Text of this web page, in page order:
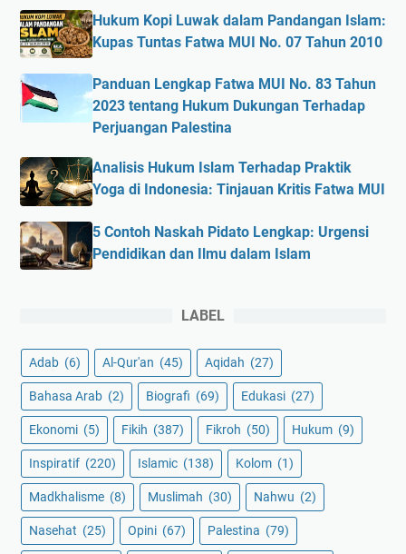
Hukum Kopi Luwak dalam Pandangan Islam:
Kupas Tuntas Fatwa MUI No. 07 Tahun 2010
Panduan Lengkap Fatwa MUI No. 83 Tahun
2023 tentang Hukum Dukungan Terhadap
Perjuangan Palestina
Analisis Hukum Islam Terhadap Praktik
Yoga di Indonesia: Tinjauan Kritis Fatwa MUI
5 Contoh Naskah Pidato Lengkap: Urgensi
Pendidikan dan Ilmu dalam Islam
LABEL
Adab (6) Al-Qur'an (45) Aqidah (27)
Bahasa Arab (2) Biografi (69) Edukasi (27)
Ekonomi (5) Fikih (387) Fikroh (50) Hukum (9)
Inspiratif (220) Islamic (138) Kolom (1)
Madkhalisme (8) Muslimah (30) Nahwu (2)
Nasehat (25) Opini (67) Palestina (79)